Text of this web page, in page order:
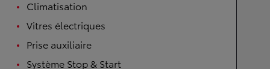
Climatisation
Vitres électriques
Prise auxiliaire
Système Stop & Start